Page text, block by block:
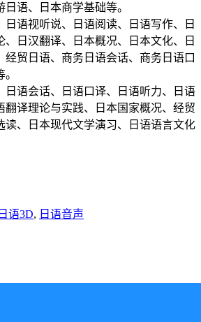
语、日本商学基础等。
日语视听说、日语阅读、日语写作、日
、日汉翻译、日本概况、日本文化、日
经贸日语、商务日语会话、商务日语口
日语会话、日语口译、日语听力、日语
翻译理论与实践、日本国家概况、经贸
读、日本现代文学演习、日语语言文化
日语3D, 日语音声